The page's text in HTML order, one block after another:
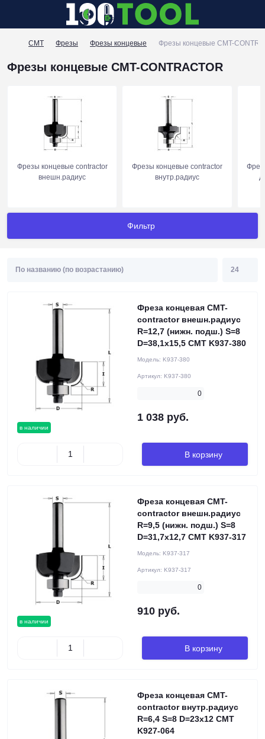
CMT Фрезы Фрезы концевые Фрезы концевые CMT-
Фрезы концевые CMT-CONTRACTOR
Фрезы концевые contractor
внешн.радиус
Фрезы концевые contractor
внутр.радиус
Фильтр
в наличии
Фреза концевая CMT-
contractor внешн.радиус
R=12,7 (нижн. подш.) S=8
D=38,1x15,5 CMT K937-380
Модель: K937-380
Артикул: K937-380
0
1 038 руб.
В корзину
в наличии
Фреза концевая CMT-
contractor внешн.радиус
R=9,5 (нижн. подш.) S=8
D=31,7x12,7 CMT K937-317
Модель: K937-317
Артикул: K937-317
0
910 руб.
В корзину
Фреза концевая CMT-
contractor внутр.радиус
R=6,4 S=8 D=23x12 CMT
K927-064